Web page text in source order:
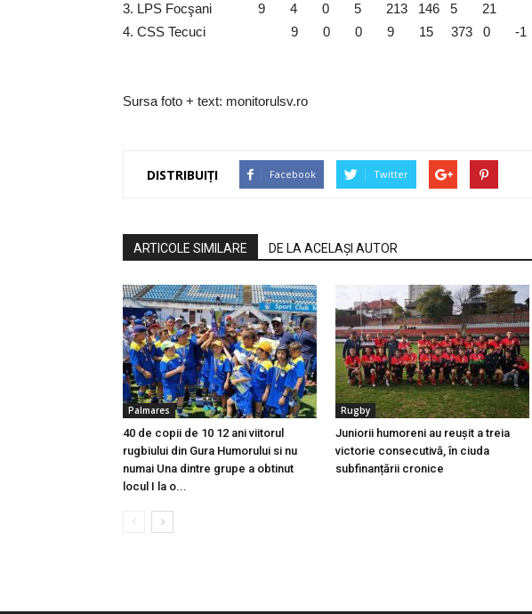
3. LPS Focşani 9 4 0 5 213 146 5 21
4. CSS Tecuci 9 0 0 9 15 373 0 -1
Sursa foto + text: monitorulsv.ro
DISTRIBUIȚI Facebook Twitter
ARTICOLE SIMILARE DE LA ACELAȘI AUTOR
Palmares
40 de copii de 10 12 ani viitorul
rugbiului din Gura Humorului si nu
numai Una dintre grupe a obtinut
locul I la o...
Rugby
Juniorii humoreni au reușit a treia
victorie consecutivă, în ciuda
subfinanțării cronice